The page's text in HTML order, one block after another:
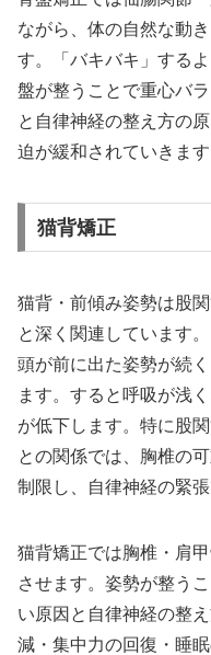
ながら、体の自然な動
す。「バキバキ」する
盤が整うことで重心バ
と自律神経の整え方の
迫が緩和されていきます
猫背矯正
猫背・前傾み姿勢は股
と深く関連しています
頭が前に出た姿勢が続
ます。すると呼吸が浅
が低下します。特に股
との関係では、胸椎の
制限し、自律神経の緊
猫背矯正では胸椎・肩
させます。姿勢が整う
い原因と自律神経の整
減・集中力の回復・睡